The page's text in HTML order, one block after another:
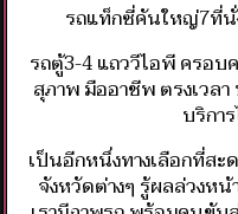
รถแท็กซี่คันใหญ่7ที่นั่
รถตู้3-4 แถววีไอพี ครอ
สุภาพ มืออาชีพ ตรงเวล
บริกา
เป็นอีก​หนึ่ง​ทางเลือกที่สะ
จังหวัดต่างๆ​ รู้ผลล่วงห